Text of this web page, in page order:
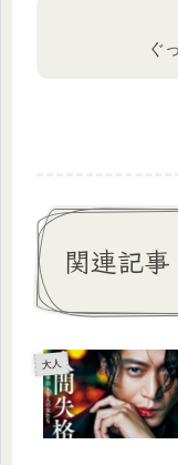
ぐ
関連記事
大人